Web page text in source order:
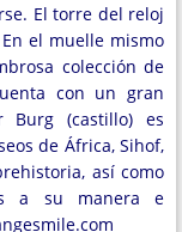
El torre del reloj
el muelle mismo
colección de
con un gran
(castillo) es
de África, Sihof,
así como
a su manera e